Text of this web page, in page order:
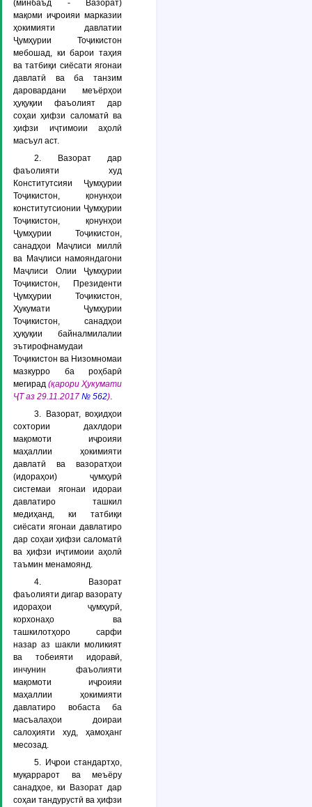
(минбаъд - Вазорат)
мақоми иҷроияи марказии
ҳокимияти давлатии
Ҷумҳурии Тоҷикистон
мебошад, ки барои таҳия
ва татбиқи сиёсати ягонаи
давлатӣ ва ба танзим
даровардани меъёрҳои
ҳуқуқии фаъолият дар
соҳаи ҳифзи саломатӣ ва
ҳифзи иҷтимоии аҳолӣ
масъул аст.
2. Вазорат дар
фаъолияти худ
Конститутсияи Ҷумҳурии
Тоҷикистон, қонунҳои
конститутсионии Ҷумҳурии
Тоҷикистон, қонунҳои
Ҷумҳурии Тоҷикистон,
санадҳои Маҷлиси миллӣ
ва Маҷлиси намояндагони
Маҷлиси Олии Ҷумҳурии
Тоҷикистон, Президенти
Ҷумҳурии Тоҷикистон,
Ҳукумати Ҷумҳурии
Тоҷикистон, санадҳои
ҳуқуқии байналмилалии
эътирофнамудаи
Тоҷикистон ва Низомномаи
мазкурро ба роҳбарӣ
мегирад (қарори Ҳукумати
ҶТ аз 29.11.2017 № 562).
3. Вазорат, воҳидҳои
сохтории дахлдори
мақомоти иҷроияи
маҳаллии ҳокимияти
давлатӣ ва вазоратҳои
(идораҳои) ҷумҳурӣ
системаи ягонаи идораи
давлатиро ташкил
медиҳанд, ки татбиқи
сиёсати ягонаи давлатиро
дар соҳаи ҳифзи саломатӣ
ва ҳифзи иҷтимоии аҳолӣ
таъмин менамоянд.
4. Вазорат
фаъолияти дигар вазорату
идораҳои ҷумҳурӣ,
корхонаҳо ва
ташкилотҳоро сарфи
назар аз шакли моликият
ва тобеияти идоравӣ,
инчунин фаъолияти
мақомоти иҷроияи
маҳаллии ҳокимияти
давлатиро вобаста ба
масъалаҳои доираи
салоҳияти худ, ҳамоҳанг
месозад.
5. Иҷрои стандартҳо,
муқаррарот ва меъёру
санадҳое, ки Вазорат дар
соҳаи тандурустӣ ва ҳифзи